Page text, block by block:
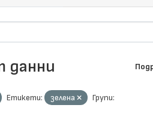
данни
Етикети: зелена
Групи: